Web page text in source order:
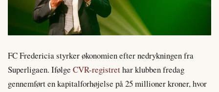
FC Fredericia styrker økonomien efter nedrykningen fra
Superligaen. Ifølge CVR-registrethar klubben fredag
gennemført en kapitalforhøjelse på 25 millioner kroner, hvor